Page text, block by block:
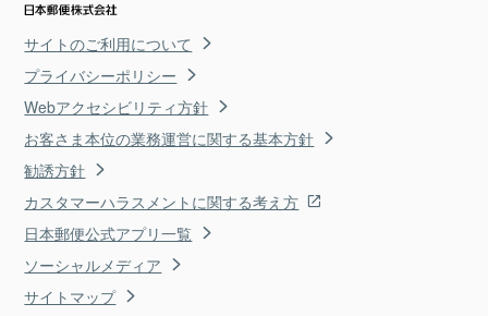
サイトのご利用について
プライバシーポリシー
Webアクセシビリティ方針
お客さま本位の業務運営に関する基本方針
勧誘方針
カスタマーハラスメントに関する考え方
日本郵便公式アプリ一覧
ソーシャルメディア
サイトマップ